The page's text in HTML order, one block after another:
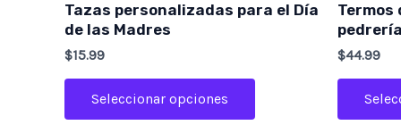
Tazas personalizadas para el Día
de las Madres
$15.99
Seleccionar opciones
la
Termos
pedrería
$44.99